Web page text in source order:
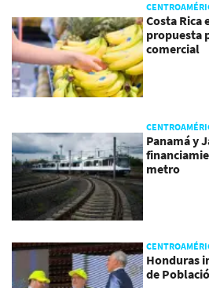
Costa Rica
propuesta
comercial
Panamá y
metro
Honduras
de